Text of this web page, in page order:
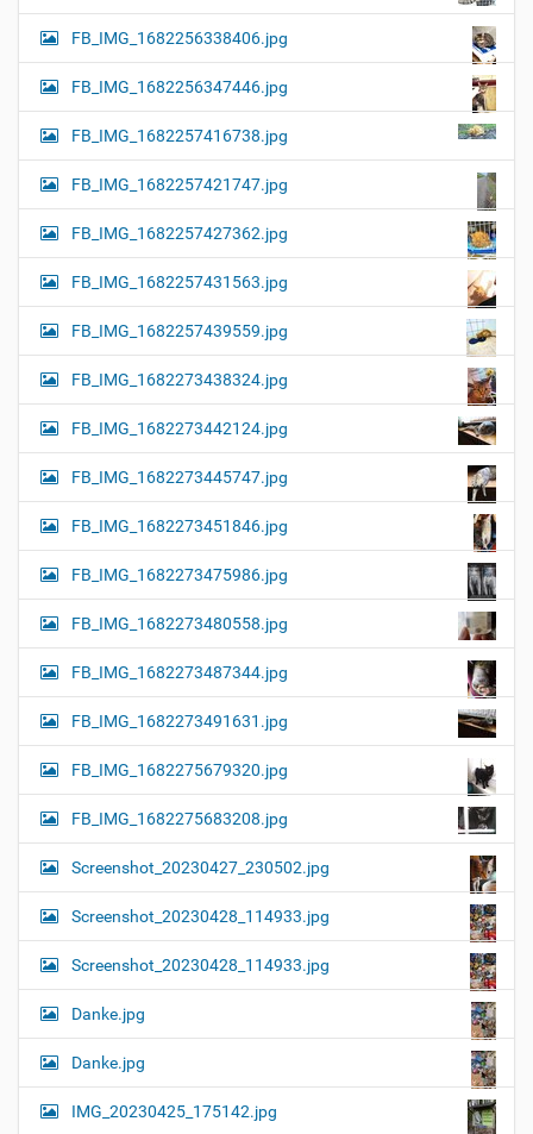
FB_IMG_1682256338406.jpg
FB_IMG_1682256347446.jpg
FB_IMG_1682257416738.jpg
FB_IMG_1682257421747.jpg
FB_IMG_1682257427362.jpg
FB_IMG_1682257431563.jpg
FB_IMG_1682257439559.jpg
FB_IMG_1682273438324.jpg
FB_IMG_1682273442124.jpg
FB_IMG_1682273445747.jpg
FB_IMG_1682273451846.jpg
FB_IMG_1682273475986.jpg
FB_IMG_1682273480558.jpg
FB_IMG_1682273487344.jpg
FB_IMG_1682273491631.jpg
FB_IMG_1682275679320.jpg
FB_IMG_1682275683208.jpg
Screenshot_20230427_230502.jpg
Screenshot_20230428_114933.jpg
Screenshot_20230428_114933.jpg
Danke.jpg
Danke.jpg
IMG_20230425_175142.jpg